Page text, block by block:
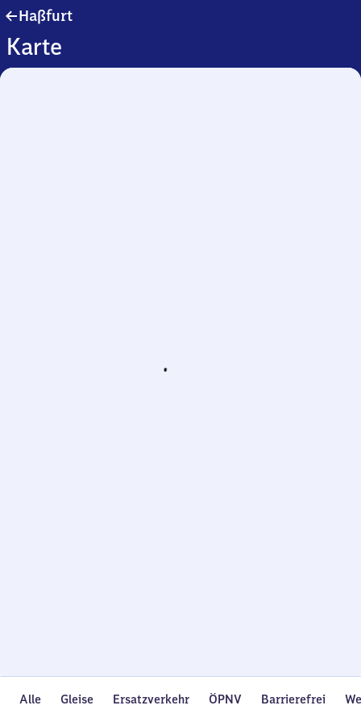
Haßfurt
Karte
Alle Gleise Ersatzverkehr ÖPNV Barrierefrei